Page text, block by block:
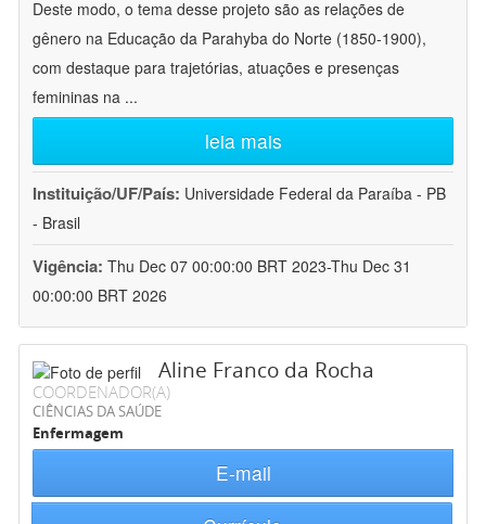
Deste modo, o tema desse projeto são as relações de
gênero na Educação da Parahyba do Norte (1850-1900),
com destaque para trajetórias, atuações e presenças
femininas na ...
leia mais
Instituição/UF/País: Universidade Federal da Paraíba - PB
- Brasil
Vigência: Thu Dec 07 00:00:00 BRT 2023-Thu Dec 31
00:00:00 BRT 2026
Aline Franco da Rocha
COORDENADOR(A)
CIÊNCIAS DA SAÚDE
Enfermagem
E-mail